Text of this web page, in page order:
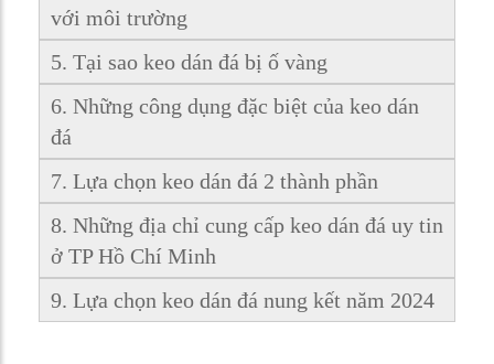
với môi trường
5. Tại sao keo dán đá bị ố vàng
6. Những công dụng đặc biệt của keo dán
đá
7. Lựa chọn keo dán đá 2 thành phần
8. Những địa chỉ cung cấp keo dán đá uy tin
ở TP Hồ Chí Minh
9. Lựa chọn keo dán đá nung kết năm 2024